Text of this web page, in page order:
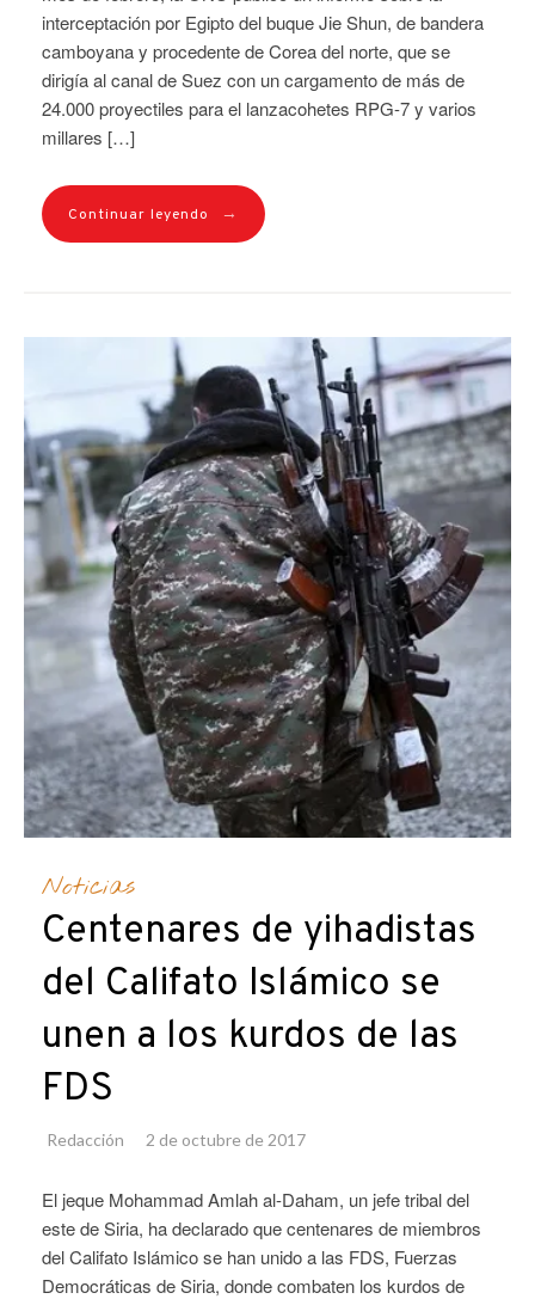
interceptación por Egipto del buque Jie Shun, de bandera
camboyana y procedente de Corea del norte, que se
dirigía al canal de Suez con un cargamento de más de
24.000 proyectiles para el lanzacohetes RPG-7 y varios
millares […]
Continuar leyendo →
Noticias
Centenares de yihadistas
del Califato Islámico se
unen a los kurdos de las
FDS
Redacción 2 de octubre de 2017
El jeque Mohammad Amlah al-Daham, un jefe tribal del
este de Siria, ha declarado que centenares de miembros
del Califato Islámico se han unido a las FDS, Fuerzas
Democráticas de Siria, donde combaten los kurdos de